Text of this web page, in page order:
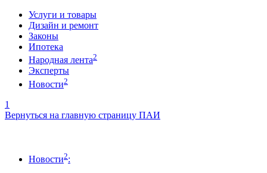
Услуги и товары
Дизайн и ремонт
Законы
Ипотека
Народная лента2
Эксперты
Новости2
1
Вернуться на главную страницу ПАИ
Новости2: